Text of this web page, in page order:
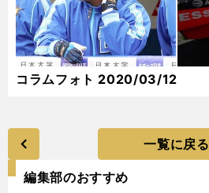
コラムフォト 2020/03/12
一覧に戻る
編集部のおすすめ